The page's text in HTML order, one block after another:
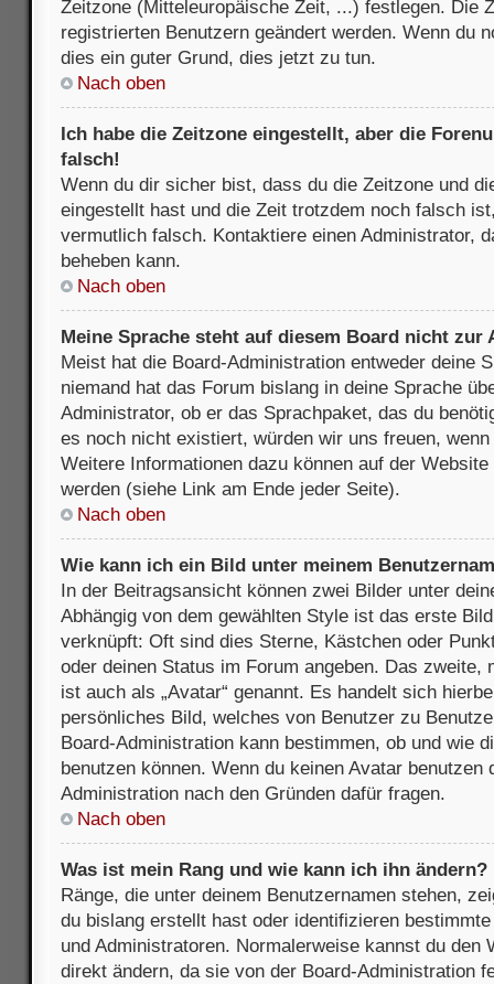
Zeitzone (Mitteleuropäische Zeit, ...) festlegen. Die
registrierten Benutzern geändert werden. Wenn du
dies ein guter Grund, dies jetzt zu tun.
Nach oben
Ich habe die Zeitzone eingestellt, aber die
falsch!
Wenn du dir sicher bist, dass du die Zeitzone und
eingestellt hast und die Zeit trotzdem noch falsch
vermutlich falsch. Kontaktiere einen Administrator,
beheben kann.
Nach oben
Meine Sprache steht auf diesem Board nicht zur
Meist hat die Board-Administration entweder deine
niemand hat das Forum bislang in deine Sprache
Administrator, ob er das Sprachpaket, das du
es noch nicht existiert, würden wir uns freuen,
Weitere Informationen dazu können auf der
werden (siehe Link am Ende jeder Seite).
Nach oben
Wie kann ich ein Bild unter meinem
In der Beitragsansicht können zwei Bilder unter
Abhängig von dem gewählten Style ist das erste
verknüpft: Oft sind dies Sterne, Kästchen oder
oder deinen Status im Forum angeben. Das zweite,
ist auch als „Avatar“ genannt. Es handelt sich
persönliches Bild, welches von Benutzer zu
Board-Administration kann bestimmen, ob und wie
benutzen können. Wenn du keinen Avatar
Administration nach den Gründen dafür fragen.
Nach oben
Was ist mein Rang und wie kann ich ihn ändern?
Ränge, die unter deinem Benutzernamen stehen,
du bislang erstellt hast oder identifizieren
und Administratoren. Normalerweise kannst du den
direkt ändern, da sie von der Board-Administration